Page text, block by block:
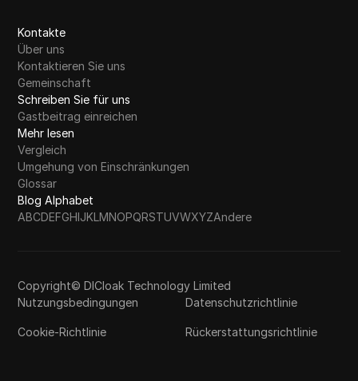
Kontakte
Über uns
Kontaktieren Sie uns
Gemeinschaft
Schreiben Sie für uns
Gastbeitrag einreichen
Mehr lesen
Vergleich
Umgehung von Einschränkungen
Glossar
Blog Alphabet
ABCDEFGHIJKLMNOPQRSTUVWXYZAndere
Copyright© DICloak Technology Limited
Nutzungsbedingungen
Datenschutzrichtlinie
Cookie-Richtlinie Rückerstattungsrichtlinie